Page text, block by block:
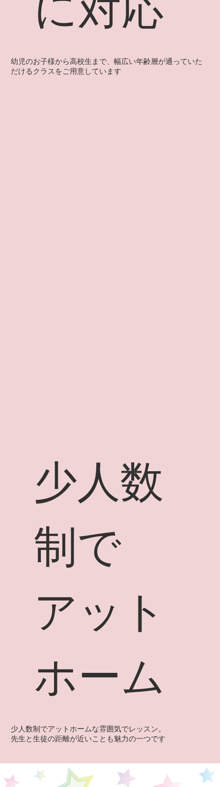
少人数
制で
アット
ホーム
少人数制でアットホームな雰囲気でレッスン。
先生と生徒の距離が近いことも魅力の一つです
幼児のお子様から高校生まで、幅広い年齢層が通っていた
だけるクラスをご用意しています